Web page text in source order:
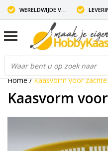
WERELDWIJDE VERZENDING LEVERING
Home/Kaasvorm voor
Kaasvorm